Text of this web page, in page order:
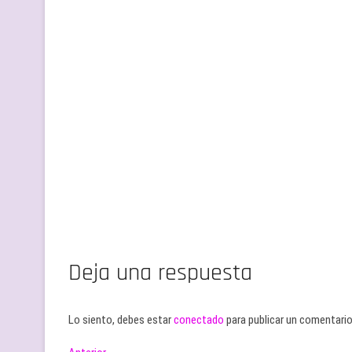
Deja una respuesta
Lo siento, debes estarconectado para publicar un